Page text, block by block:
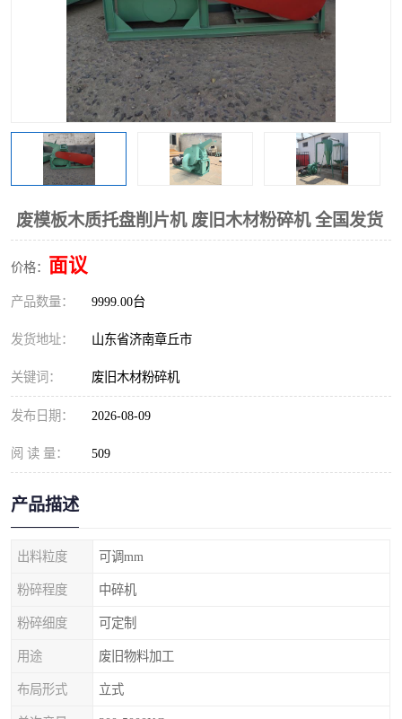
废模板木质托盘削片机 废旧木材粉碎机 全国发货
价格： 面议
产品数量： 9999.00台
发货地址： 山东省济南章丘市
关键词： 废旧木材粉碎机
发布日期： 2026-08-09
阅 读 量： 509
产品描述
出料粒度 可调mm
粉碎程度 中碎机
粉碎细度 可定制
用途 废旧物料加工
布局形式 立式
滚筒筛 滚筒筛分机
锯末滚筒筛